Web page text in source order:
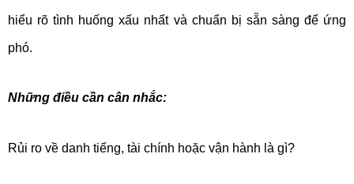
hiểu rõ tình huống xấu nhất và chuẩn bị sẵn sàng để ứng
phó.
Những điều cần cân nhắc:
Rủi ro về danh tiếng, tài chính hoặc vận hành là gì?